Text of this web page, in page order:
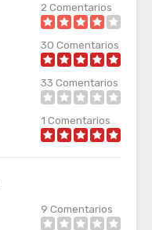
2Comentarios
30 Comentarios
33 Comentarios
1 Comentarios
9 Comentarios